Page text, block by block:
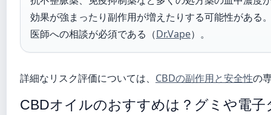
効果が強まったり副作用が増えたりする可能性がある
医師への相談が必須である（Dr.Vape）。
詳細なリスク評価については、 CBDの副作用と安全性の
CBDオイルのおすすめは？グミや電